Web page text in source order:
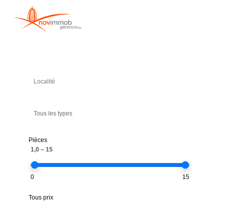
Tous les types
Pièces
1,0– 15
0 15
Tous prix